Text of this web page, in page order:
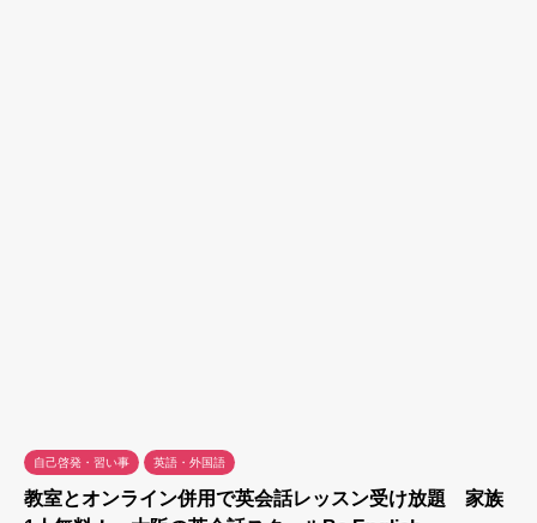
自己啓発・習い事 英語・外国語
教室とオンライン併用で英会話レッスン受け放題 家族